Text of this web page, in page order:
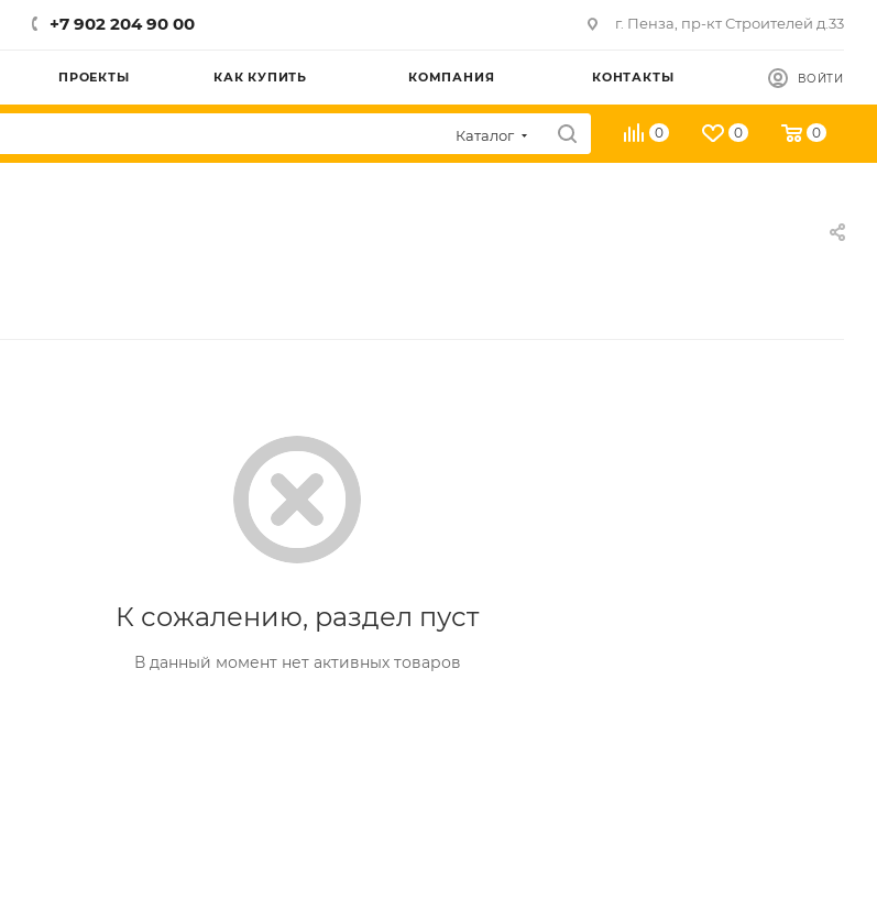
+7 902 204 90 00 г. Пенза, пр-кт Строителей д.33
ПРОЕКТЫ КАК КУПИТЬ КОМПАНИЯ КОНТАКТЫ ВОЙТИ
Каталог 0 0 0
К сожалению, раздел пуст
В данный момент нет активных товаров